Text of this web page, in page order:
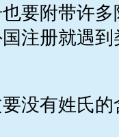
要附带许
注册就遇
没有姓氏的